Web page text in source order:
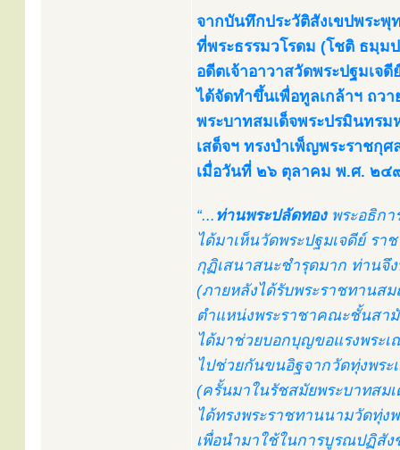
จากบันทึกประวัติสังเขปพระพุ
ที่พระธรรมวโรดม (โชติ ธมฺม
อดีตเจ้าอาวาสวัดพระปฐมเจ
ได้จัดทำขึ้นเพื่อทูลเกล้าฯ ถว
พระบาทสมเด็จพระปรมินทร
เสด็จฯ ทรงบำเพ็ญพระราชกุศ
เมื่อวันที่ ๒๖ ตุลาคม พ.ศ. ๒๔
“... ท่านพระปลัดทองพระอธิกา
ได้มาเห็นวัดพระปฐมเจดีย์ รา
กุฏิเสนาสนะชำรุดมาก ท่านจึ
(ภายหลังได้รับพระราชทานส
ตำแหน่งพระราชาคณะชั้นสา
ได้มาช่วยบอกบุญขอแรงพระ
ไปช่วยกันขนอิฐจากวัดทุ่งพระ
(ครั้นมาในรัชสมัยพระบาทสม
ได้ทรงพระราชทานนามวัดทุ่ง
เพื่อนำมาใช้ในการบูรณปฏิสัง